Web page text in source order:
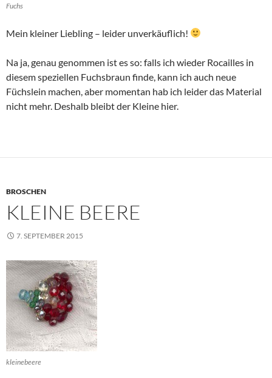
Fuchs
Mein kleiner Liebling – leider unverkäuflich!
Na ja, genau genommen ist es so: falls ich wieder Rocailles in
diesem speziellen Fuchsbraun finde, kann ich auch neue
Füchslein machen, aber momentan hab ich leider das Material
nicht mehr. Deshalb bleibt der Kleine hier.
BROSCHEN
KLEINE BEERE
7. SEPTEMBER 2015
kleinebeere